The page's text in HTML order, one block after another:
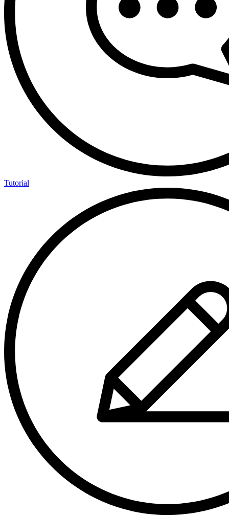
Tutorial